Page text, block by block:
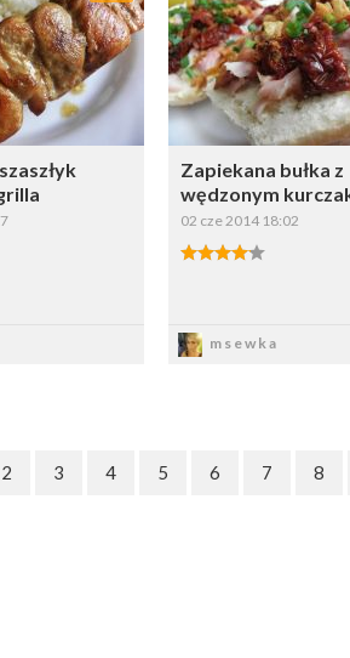
Wybierz listę:
Zapiekana bułka z
wędzonym
02 cze 2014 18:02
msewka
2 3 4 5 6 7 8